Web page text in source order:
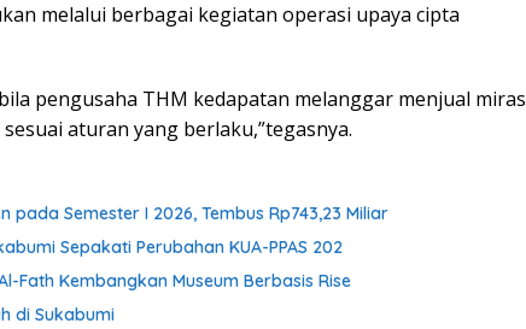
melalui berbagai kegiatan operasi upaya cipta
pengusaha THM kedapatan melanggar menjual miras
aturan yang berlaku,”tegasnya.
pada Semester I 2026, Tembus Rp743,23 Miliar
Sepakati Perubahan KUA-PPAS 202
Fath Kembangkan Museum Berbasis Rise
di Sukabumi